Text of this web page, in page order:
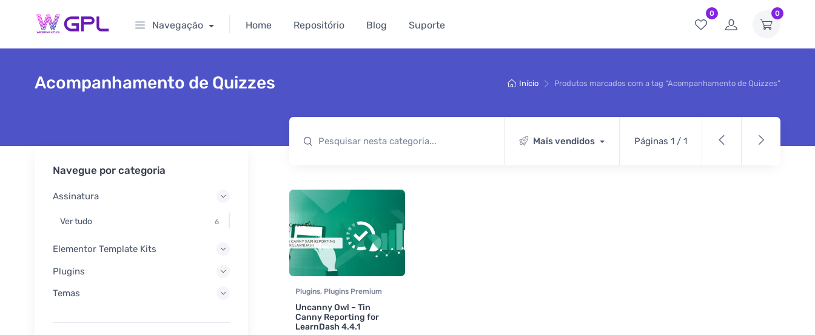
0 0
Navegação Home Repositório Blog Suporte
Início Produtos marcados com a tag “Acompanhamento de Quizzes”
Acompanhamento de Quizzes
Mais vendidos Páginas 1 / 1
Plugins, Plugins Premium
Uncanny Owl – Tin
Canny Reporting for
LearnDash 4.4.1
Navegue por categoria
Assinatura
Ver tudo 6
Elementor Template Kits
Plugins
Temas